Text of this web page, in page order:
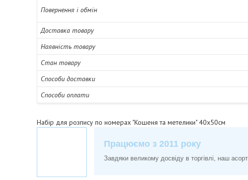
Повернення і обмін
Доставка товару
Наявність товару
Стан товару
Способи доставки
Способи оплати
Набір для розпису по номерах "Кошеня та метелики" 40х50см
Працюємо з 2011 року
Завдяки великому досвіду в торгівлі, наш